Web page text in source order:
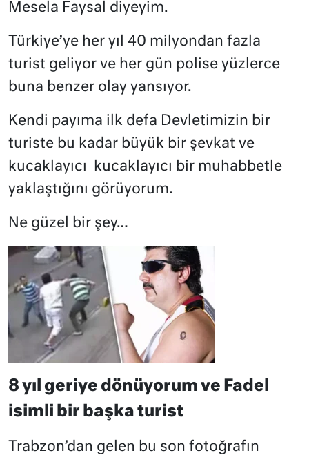
Mesela Faysal diyeyim.
Türkiye’ye her yıl 40 milyondan fazla
turist geliyor ve her gün polise yüzlerce
buna benzer olay yansıyor.
Kendi payıma ilk defa Devletimizin bir
turiste bu kadar büyük bir şevkat ve
kucaklayıcı
kucaklayıcı bir muhabbetle
yaklaştığını görüyorum.
Ne güzel bir şey…
8 yıl geriye dönüyorum ve Fadel
isimli bir başka turist
Trabzon’dan gelen bu son fotoğrafın